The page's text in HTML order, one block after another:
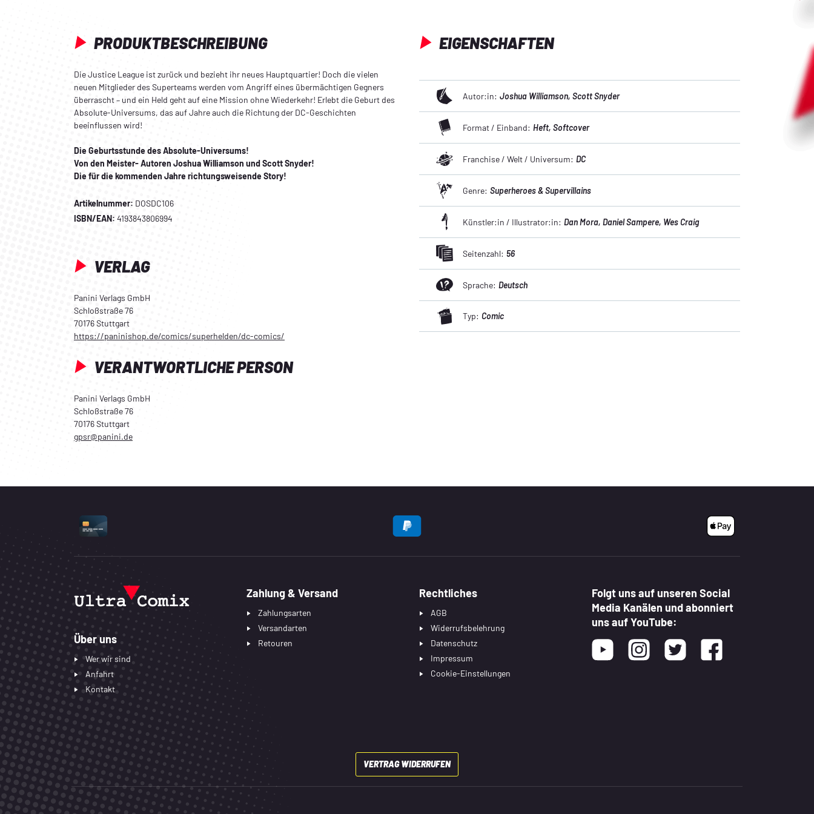
PRODUKTBESCHREIBUNG
Die Justice League ist zurück und bezieht ihr neues Hauptquartier! Doch die vielen
neuen Mitglieder des Superteams werden vom Angriff eines übermächtigen Gegners
überrascht – und ein Held geht auf eine Mission ohne Wiederkehr! Erlebt die Geburt des
Absolute-Universums, das auf Jahre auch die Richtung der DC-Geschichten
beeinflussen wird!
Die Geburtsstunde des Absolute-Universums!
Von den Meister- Autoren Joshua Williamson und Scott Snyder!
Die für die kommenden Jahre richtungsweisende Story!
Artikelnummer: DOSDC106
ISBN/EAN: 4193843806994
VERLAG
Panini Verlags GmbH
Schloßstraße 76
70176 Stuttgart
https://paninishop.de/comics/superhelden/dc-comics/
VERANTWORTLICHE PERSON
Panini Verlags GmbH
Schloßstraße 76
70176 Stuttgart
gpsr@panini.de
EIGENSCHAFTEN
Autor:in: Joshua Williamson, Scott Snyder
Format / Einband: Heft, Softcover
Franchise / Welt / Universum: DC
Genre: Superheroes & Supervillains
Künstler:in / Illustrator:in: Dan Mora, Daniel Sampere, Wes Craig
Seitenzahl: 56
Sprache: Deutsch
Typ: Comic
UNTERSTÜTZTE ZAHLUNGSARTEN
Über uns
Wer wir sind
Anfahrt
Kontakt
Zahlung & Versand
Zahlungsarten
Versandarten
Retouren
Rechtliches
AGB
Widerrufsbelehrung
Datenschutz
Impressum
Cookie-Einstellungen
Folgt uns auf unseren Social
Media Kanälen und abonniert
uns auf YouTube:
Youtube InstagramTwitter Facebook
VERTRAG WIDERRUFEN